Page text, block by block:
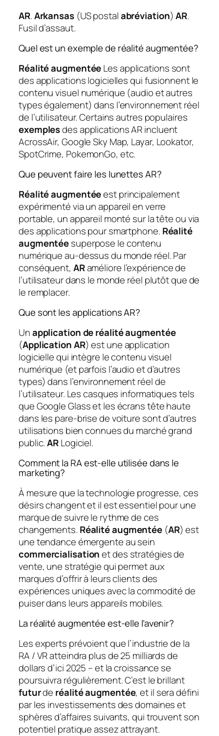
AR.Arkansas(US postalabréviation)AR.
Fusil d’assaut.
Quel est un exemple de réalité augmentée?
Réalité augmentéeLes applications sont
des applications logicielles qui fusionnent le
contenu visuel numérique (audio et autres
types également) dans l’environnement réel
de l’utilisateur. Certains autres populaires
exemplesdes applications AR incluent
AcrossAir, Google Sky Map, Layar, Lookator,
SpotCrime, PokemonGo, etc.
Que peuvent faire les lunettes AR?
Réalité augmentéeest principalement
expérimenté via un appareil en verre
portable, un appareil monté sur la tête ou via
des applications pour smartphone. Réalité
augmentéesuperpose le contenu
numérique au-dessus du monde réel. Par
conséquent, ARaméliore l’expérience de
l’utilisateur dans le monde réel plutôt que de
le remplacer.
Que sont les applications AR?
Unapplication de réalité augmentée
(Application AR) est une application
logicielle qui intègre le contenu visuel
numérique (et parfois l’audio et d’autres
types) dans l’environnement réel de
l’utilisateur. Les casques informatiques tels
que Google Glass et les écrans tête haute
dans les pare-brise de voiture sont d’autres
utilisations bien connues du marché grand
public.ARLogiciel.
Comment la RA est-elle utilisée dans le
marketing?
À mesure que la technologie progresse, ces
désirs changent et il est essentiel pour une
marque de suivre le rythme de ces
changements. Réalité augmentée (AR) est
une tendance émergente au sein
commercialisationet des stratégies de
vente, une stratégie qui permet aux
marques d’offrir à leurs clients des
expériences uniques avec la commodité de
puiser dans leurs appareils mobiles.
La réalité augmentée est-elle l’avenir?
Les experts prévoient que l’industrie de la
RA / VR atteindra plus de 25 milliards de
dollars d’ici 2025 – et la croissance se
poursuivra régulièrement. C’est le brillant
futurde réalité augmentée, et il sera défini
par les investissements des domaines et
sphères d’affaires suivants, qui trouvent son
potentiel pratique assez attrayant.